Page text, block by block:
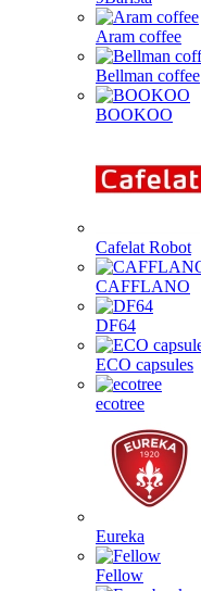
Aram coffee
Bellman coffee
BOOKOO
Cafelat Robot
CAFFLANO
DF64
ECO capsules
ecotree
Eureka
Fellow